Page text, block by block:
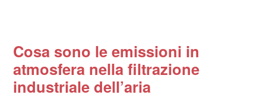
Cosa sono le emissioni in
atmosfera nella filtrazione
industriale dell’aria